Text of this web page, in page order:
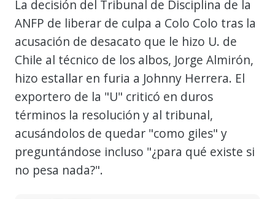
La decisión del Tribunal de Disciplina de la
ANFP de liberar de culpa a Colo Colo tras la
acusación de desacato que le hizo U. de
Chile al técnico de los albos, Jorge Almirón,
hizo estallar en furia a Johnny Herrera. El
exportero de la "U" criticó en duros
términos la resolución y al tribunal,
acusándolos de quedar "como giles" y
preguntándose incluso "¿para qué existe si
no pesa nada?".